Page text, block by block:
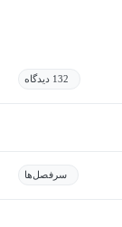
132 دیدگاه
سرفصل‌ها